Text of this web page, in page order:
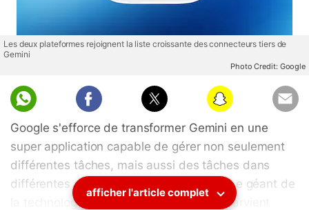
Les deux plateformes rejoignent la liste croissante des connecteurs tiers de
Gemini
Photo Credit: Google
Google s'efforce de transformer Gemini en une
super application capable de gérer non seulement
différentes tâches, mais aussi des tâches dans
différentes applications et plateformes. Le géant de
la technologie basé à Mountain View y parvient
afficher l'article complet